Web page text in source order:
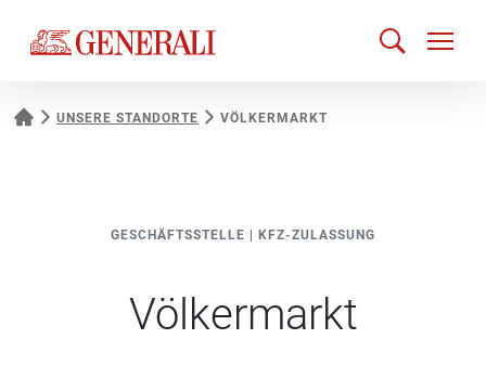
UNSERE STANDORTE VÖLKERMARKT
GESCHÄFTSSTELLE KFZ-ZULASSUNG
Völkermarkt